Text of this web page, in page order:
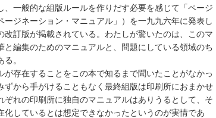
一般的な組版ルールを作りだす必要を感じて「ページ
ジネーション・マニュアル」）を一九九六年に発表し
訂版が掲載されている。わたしが驚いたのは、このマ
編集のためのマニュアルと、問題にしている領域のち
。
存在することをこの本で知るまで聞いたことがなかっ
から手がけることもなく最終組版は印刷所におまかせ
れの印刷所に独自のマニュアルはありうるとして、そ
しているとは想定できなかったというのが実情であ